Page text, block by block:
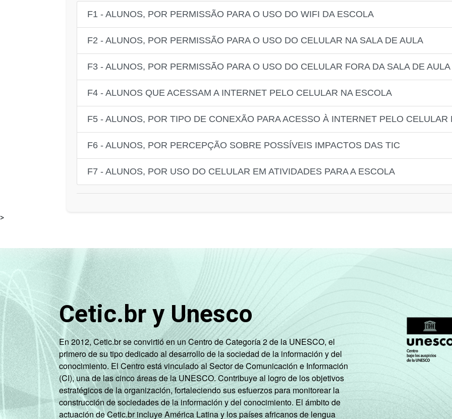
F1 - ALUNOS, POR PERMISSÃO PARA O USO DO WIFI DA ESCOLA
F2 - ALUNOS, POR PERMISSÃO PARA O USO DO CELULAR NA SALA DE AULA
F3 - ALUNOS, POR PERMISSÃO PARA O USO DO CELULAR FORA DA SALA DE AULA
F4 - ALUNOS QUE ACESSAM A INTERNET PELO CELULAR NA ESCOLA
F5 - ALUNOS, POR TIPO DE CONEXÃO PARA ACESSO À INTERNET PELO CELULAR
F6 - ALUNOS, POR PERCEPÇÃO SOBRE POSSÍVEIS IMPACTOS DAS TIC
F7 - ALUNOS, POR USO DO CELULAR EM ATIVIDADES PARA A ESCOLA
>
Cetic.br y Unesco
En 2012, Cetic.br se convirtió en un Centro de Categoría 2 de la UNESCO, el
primero de su tipo dedicado al desarrollo de la sociedad de la información y del
conocimiento. El Centro está vinculado al Sector de Comunicación e Información
(CI), una de las cinco áreas de la UNESCO. Contribuye al logro de los objetivos
estratégicos de la organización, fortaleciendo sus esfuerzos para monitorear la
construcción de sociedades de la información y del conocimiento. El ámbito de
actuación de Cetic.br incluye América Latina y los países africanos de lengua